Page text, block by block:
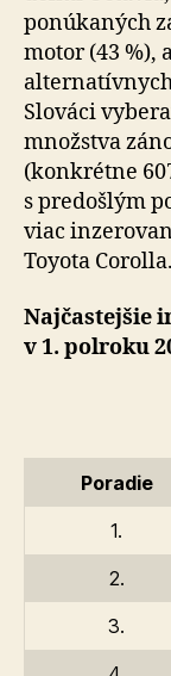
ponúkaných
motor (43 %),
Slováci
množstva
(kon­krétne
s pre­došlým
viac
Toyota Corolla.
Najčastejšie
v 1. pol­ro­ku
Poradie
1.
2.
3.